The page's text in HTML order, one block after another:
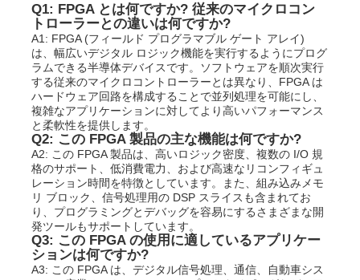
Q1: FPGA とは何ですか? 従来のマイクロコン
トローラーとの違いは何ですか?
A1: FPGA (フィールド プログラマブル ゲート アレイ)
は、幅広いデジタル ロジック機能を実行するようにプログ
ラムできる半導体デバイスです。ソフトウェアを順次実行
する従来のマイクロコントローラーとは異なり、FPGA は
ハードウェア回路を構成することで並列処理を可能にし、
複雑なアプリケーションに対してより高いパフォーマンス
と柔軟性を提供します。
Q2: この FPGA 製品の主な機能は何ですか?
A2: この FPGA 製品は、高いロジック密度、複数の I/O 規
格のサポート、低消費電力、および高速なリコンフィギュ
レーション時間を特徴としています。また、組み込みメモ
リ ブロック、信号処理用の DSP スライスも含まれてお
り、プログラミングとデバッグを容易にするさまざまな開
発ツールもサポートしています。
Q3: この FPGA の使用に適しているアプリケー
ションは何ですか?
A3: この FPGA は、デジタル信号処理、通信、自動車シス